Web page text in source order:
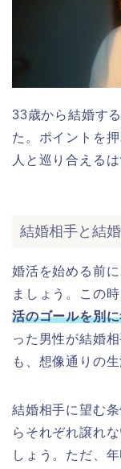
33歳から結婚す
た。ポイントを
人と巡り合えるは
結婚相手と結
婚活を始める前
ましょう。この
活のゴールを別
った男性が結婚
も、想像通りの
結婚相手に望む
らそれぞれ譲れ
しょう。ただ、